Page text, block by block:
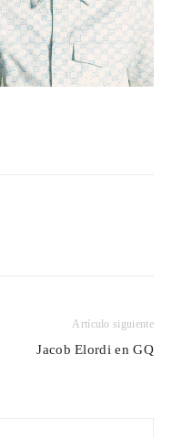
Artículo siguiente
Jacob Elordi en GQ